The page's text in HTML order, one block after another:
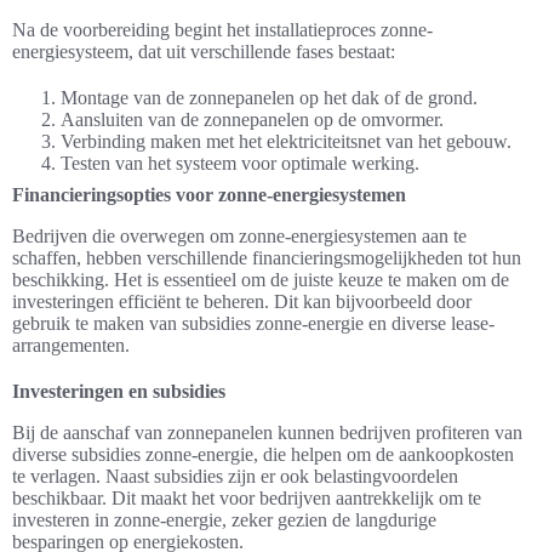
Na de voorbereiding begint het installatieproces zonne-
energiesysteem, dat uit verschillende fases bestaat:
Montage van de zonnepanelen op het dak of de grond.
Aansluiten van de zonnepanelen op de omvormer.
Verbinding maken met het elektriciteitsnet van het gebouw.
Testen van het systeem voor optimale werking.
Financieringsopties voor zonne-energiesystemen
Bedrijven die overwegen om zonne-energiesystemen aan te
schaffen, hebben verschillende financieringsmogelijkheden tot hun
beschikking. Het is essentieel om de juiste keuze te maken om de
investeringen efficiënt te beheren. Dit kan bijvoorbeeld door
gebruik te maken van subsidies zonne-energie en diverse lease-
arrangementen.
Investeringen en subsidies
Bij de aanschaf van zonnepanelen kunnen bedrijven profiteren van
diverse subsidies zonne-energie, die helpen om de aankoopkosten
te verlagen. Naast subsidies zijn er ook belastingvoordelen
beschikbaar. Dit maakt het voor bedrijven aantrekkelijk om te
investeren in zonne-energie, zeker gezien de langdurige
besparingen op energiekosten.